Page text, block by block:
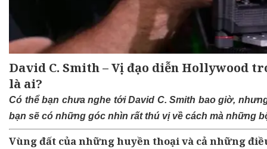
David C. Smith – Vị đạo diễn Hollywood
là ai?
Có thể bạn chưa nghe tới David C. Smith bao giờ,
bạn sẽ có những góc nhìn rất thú vị về cách mà những
Vùng đất của những huyền thoại và cả những